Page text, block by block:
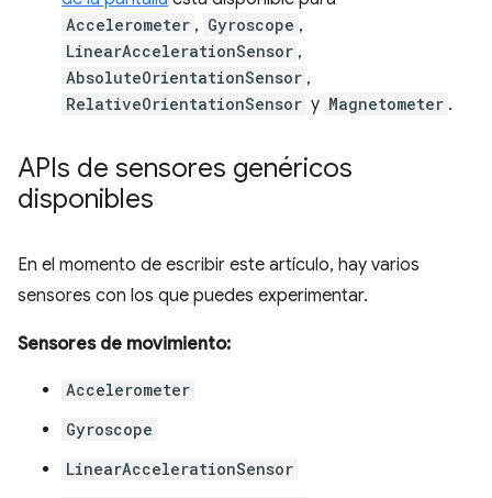
Accelerometer , Gyroscope ,
LinearAccelerationSensor ,
AbsoluteOrientationSensor ,
RelativeOrientationSensor y Magnetometer .
APIs de sensores genéricos
disponibles
En el momento de escribir este artículo, hay varios
sensores con los que puedes experimentar.
Sensores de movimiento:
Accelerometer
Gyroscope
LinearAccelerationSensor